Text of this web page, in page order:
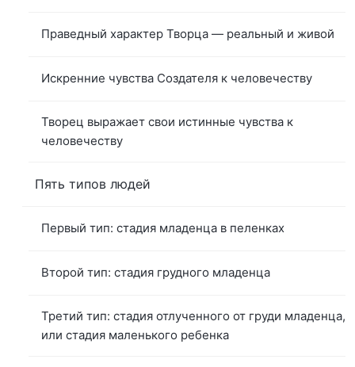
Праведный характер Творца — реальный и живой
Искренние чувства Создателя к человечеству
Творец выражает свои истинные чувства к
человечеству
Пять типов людей
Первый тип: стадия младенца в пеленках
Второй тип: стадия грудного младенца
Третий тип: стадия отлученного от груди младенца,
или стадия маленького ребенка